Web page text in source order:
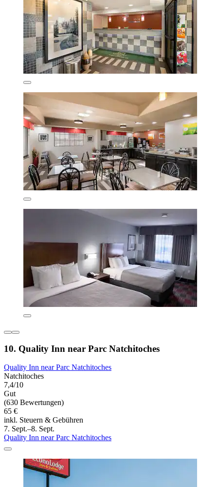
10. Quality Inn near Parc Natchitoches
Quality Inn near Parc Natchitoches
Natchitoches
7,4/10
Gut
(630 Bewertungen)
65 €
inkl. Steuern & Gebühren
7. Sept.–8. Sept.
Quality Inn near Parc Natchitoches